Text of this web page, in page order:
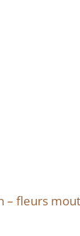
– fleurs